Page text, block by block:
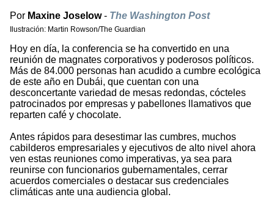
Por Maxine Joselow- The Washington Post
Ilustración: Martin Rowson/The Guardian
Hoy en día, la conferencia se ha convertido en una
reunión de magnates corporativos y poderosos políticos.
Más de 84.000 personas han acudido a cumbre ecológica
de este año en Dubái, que cuentan con una
desconcertante variedad de mesas redondas, cócteles
patrocinados por empresas y pabellones llamativos que
reparten café y chocolate.
Antes rápidos para desestimar las cumbres, muchos
cabilderos empresariales y ejecutivos de alto nivel ahora
ven estas reuniones como imperativas, ya sea para
reunirse con funcionarios gubernamentales, cerrar
acuerdos comerciales o destacar sus credenciales
climáticas ante una audiencia global.